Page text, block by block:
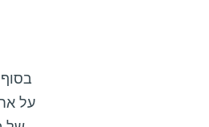
על